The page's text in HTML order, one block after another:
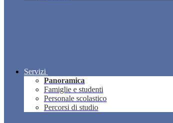
Servizi
Panoramica
Famiglie e studenti
Personale scolastico
Percorsi di studio